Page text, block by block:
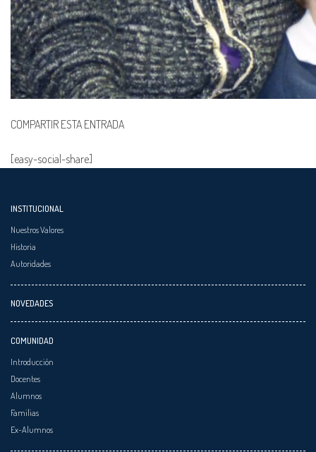
COMPARTIR ESTA ENTRADA
[easy-social-share]
INSTITUCIONAL
Nuestros Valores
Historia
Autoridades
NOVEDADES
COMUNIDAD
Introducción
Docentes
Alumnos
Familias
Ex-Alumnos